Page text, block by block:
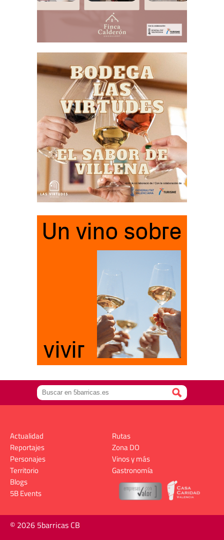
Actualidad
Reportajes
Personajes
Territorio
Rutas
Zona DO
Vinos y más
Gastronomía
Blogs
5B Events
© 2026 5barricas CB